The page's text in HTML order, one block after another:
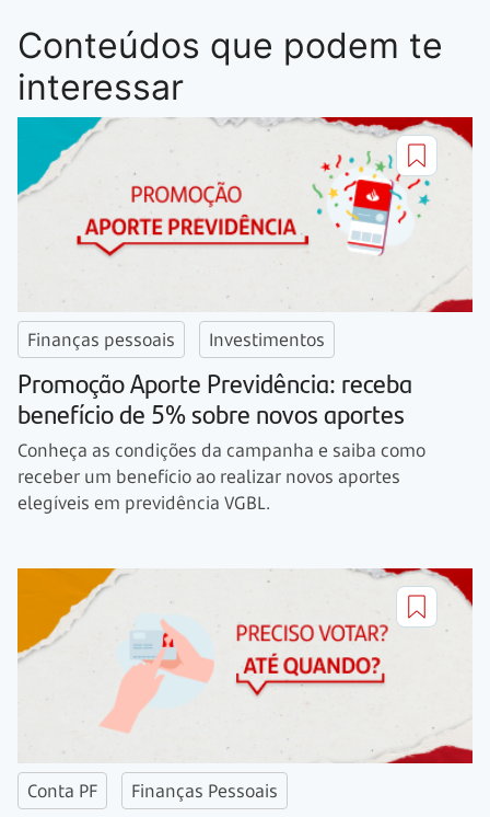
Conteúdos que podem te
interessar
Finanças pessoais Investimentos
Promoção Aporte Previdência: receba
benefício de 5% sobre novos aportes
Conheça as condições da campanha e saiba como
receber um benefício ao realizar novos aportes
elegíveis em previdência VGBL.
Conta PF Finanças Pessoais